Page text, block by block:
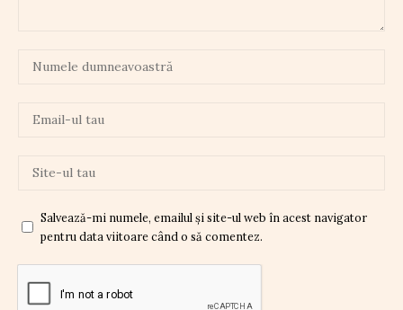
Salvează-mi numele, emailul și site-ul web în acest navigator
pentru data viitoare când o să comentez.